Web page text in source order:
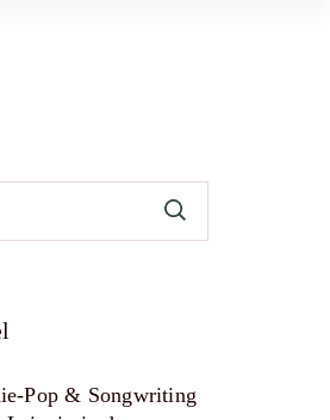
Pop & Songwriting